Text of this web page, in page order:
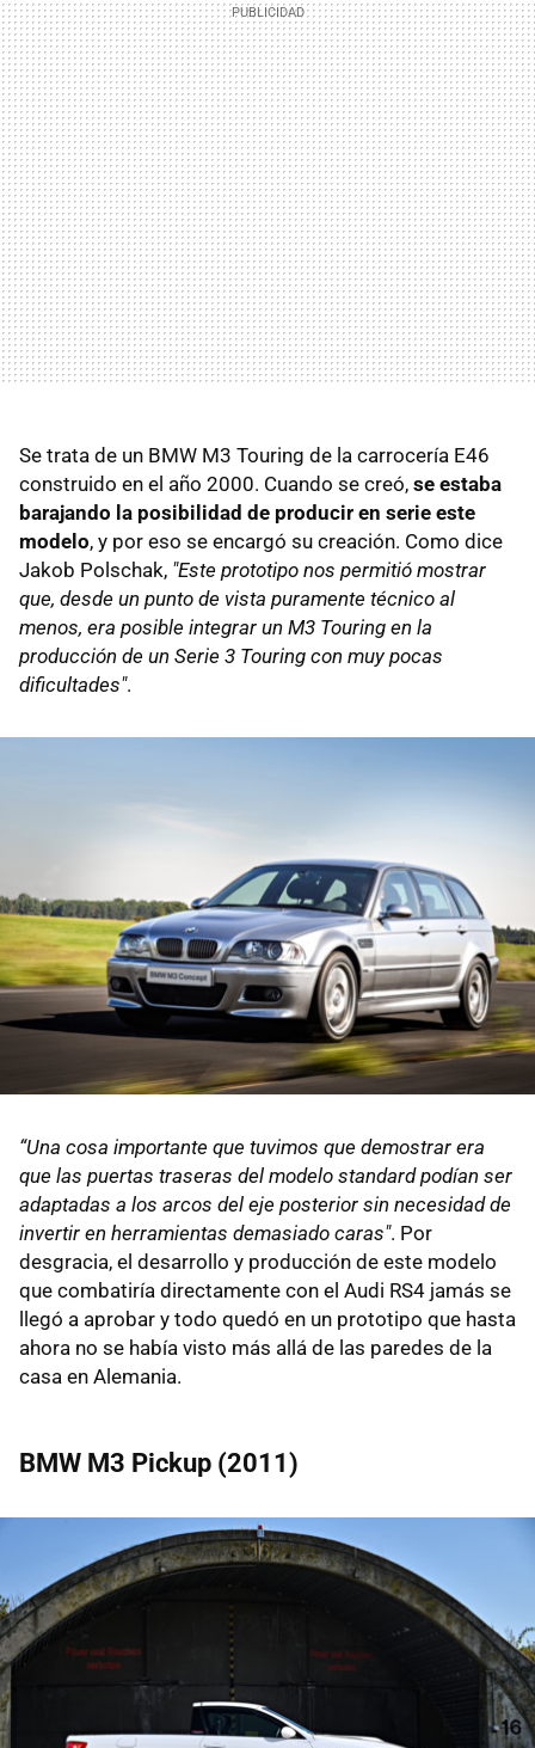
Se trata de un BMW M3 Touring de la carrocería E46
construido en el año 2000. Cuando se creó, se estaba
barajando la posibilidad de producir en serie este
modelo, y por eso se encargó su creación. Como dice
Jakob Polschak, "Este prototipo nos permitió mostrar
que, desde un punto de vista puramente técnico al
menos, era posible integrar un M3 Touring en la
producción de un Serie 3 Touring con muy pocas
dificultades".
“Una cosa importante que tuvimos que demostrar era
que las puertas traseras del modelo standard podían ser
adaptadas a los arcos del eje posterior sin necesidad de
invertir en herramientas demasiado caras". Por
desgracia, el desarrollo y producción de este modelo
que combatiría directamente con el Audi RS4 jamás se
llegó a aprobar y todo quedó en un prototipo que hasta
ahora no se había visto más allá de las paredes de la
casa en Alemania.
BMW M3 Pickup (2011)